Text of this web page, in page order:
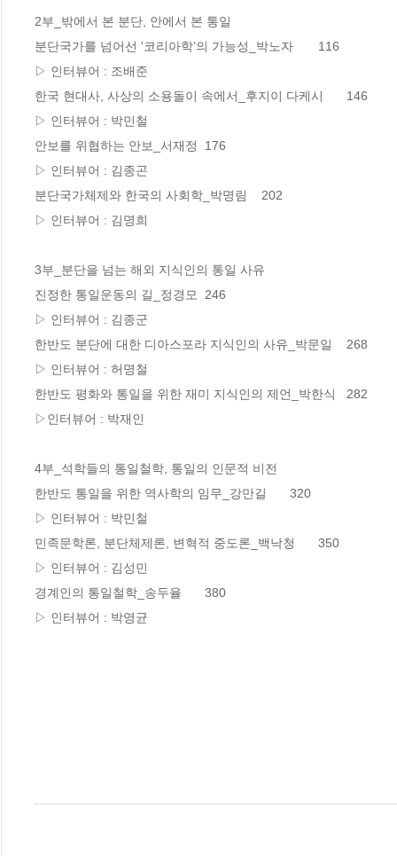
2부_밖에서 본 분단, 안에서 본 통일
분단국가를 넘어선 ‘코리아학’의 가능성_박노자	116
▷ 인터뷰어 : 조배준
한국 현대사, 사상의 소용돌이 속에서_후지이 다케시	146
▷ 인터뷰어 : 박민철
안보를 위협하는 안보_서재정	176
▷ 인터뷰어 : 김종곤
분단국가체제와 한국의 사회학_박명림	202
▷ 인터뷰어 : 김명희
3부_분단을 넘는 해외 지식인의 통일 사유
진정한 통일운동의 길_정경모	246
▷ 인터뷰어 : 김종군
한반도 분단에 대한 디아스포라 지식인의 사유_박문일	268
▷ 인터뷰어 : 허명철
한반도 평화와 통일을 위한 재미 지식인의 제언_박한식	282
▷인터뷰어 : 박재인
4부_석학들의 통일철학, 통일의 인문적 비전
한반도 통일을 위한 역사학의 임무_강만길	320
▷ 인터뷰어 : 박민철
민족문학론, 분단체제론, 변혁적 중도론_백낙청	350
▷ 인터뷰어 : 김성민
경계인의 통일철학_송두율	380
▷ 인터뷰어 : 박영균